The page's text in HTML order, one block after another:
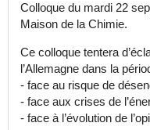
Colloque du mardi 22
Maison de la Chimie.
Ce colloque tentera
l’Allemagne dans la
- face au risque de
- face aux crises de
- face à l’évolution de